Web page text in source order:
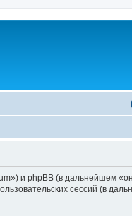
и phpBB (в дальнейшем
сессий (в